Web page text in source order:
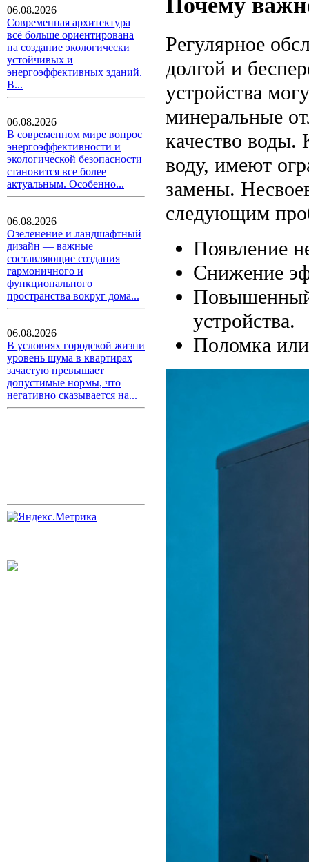
06.08.2026
Современная архитектура
всё больше ориентирована
на создание экологически
устойчивых и
энергоэффективных зданий.
В...
06.08.2026
В современном мире вопрос
энергоэффективности и
экологической безопасности
становится все более
актуальным. Особенно...
06.08.2026
Озеленение и ландшафтный
дизайн — важные
составляющие создания
гармоничного и
функционального
пространства вокруг дома...
06.08.2026
В условиях городской жизни
уровень шума в квартирах
зачастую превышает
допустимые нормы, что
негативно сказывается на...
Регулярное
долгой и
устройства
минеральные
качество
воду, имеют
замены.
следующим
Появление
Снижение
Повышенный
устройства.
Поломка